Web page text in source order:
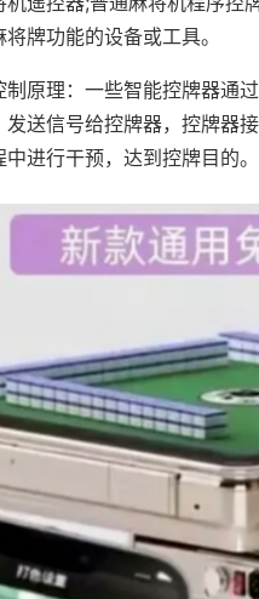
牌功能的设备或工具。
制原理：一些智能控牌器通
送信号给控牌器，控牌器
进行干预，达到控牌目的。